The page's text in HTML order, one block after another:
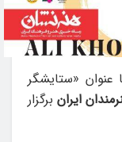
عنوان «ستایشگر
ایرانبرگزار